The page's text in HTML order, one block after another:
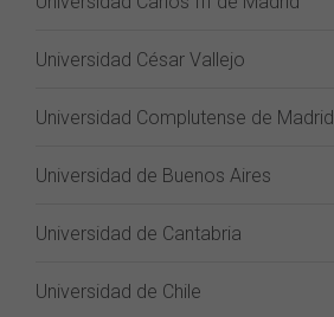
Universidad César Vallejo
Universidad Complutense de Madrid
Universidad de Buenos Aires
Universidad de Cantabria
Universidad de Chile